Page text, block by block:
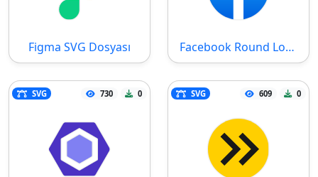
Figma SVG Dosyası Facebook Round Logo SVG Dosyası
SVG 730 0 SVG 609 0